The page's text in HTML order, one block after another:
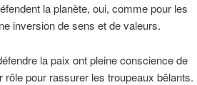
la planète, oui, comme pour les
inversion de sens et de valeurs.
la paix ont pleine conscience de
rôle pour rassurer les troupeaux bêlants.